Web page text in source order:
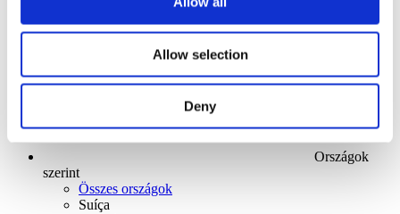
Allow selection
Deny
Országok
szerint
Összes országok
Suíça